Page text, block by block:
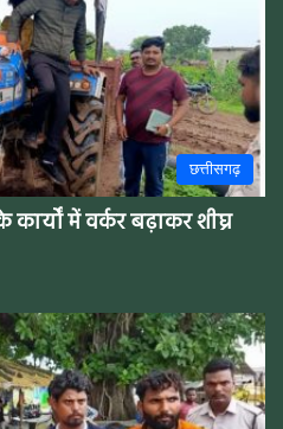
छत्तीसगढ़
में वर्कर बढ़ाकर शीघ्र